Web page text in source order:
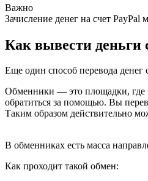
Важно
Зачисление денег на счет
Как вывести деньги
Еще один способ перевода
Обменники — это площадки, где
обратиться за помощью. Вы
Таким образом действительно
В обменниках есть масса
Как проходит такой обмен: